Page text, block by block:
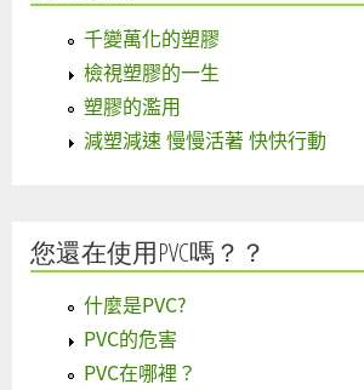
千變萬化的塑膠
檢視塑膠的一生
塑膠的濫用
減塑減速 慢慢活著 快快行動
您還在使用PVC嗎？？
什麼是PVC?
PVC的危害
PVC在哪裡？